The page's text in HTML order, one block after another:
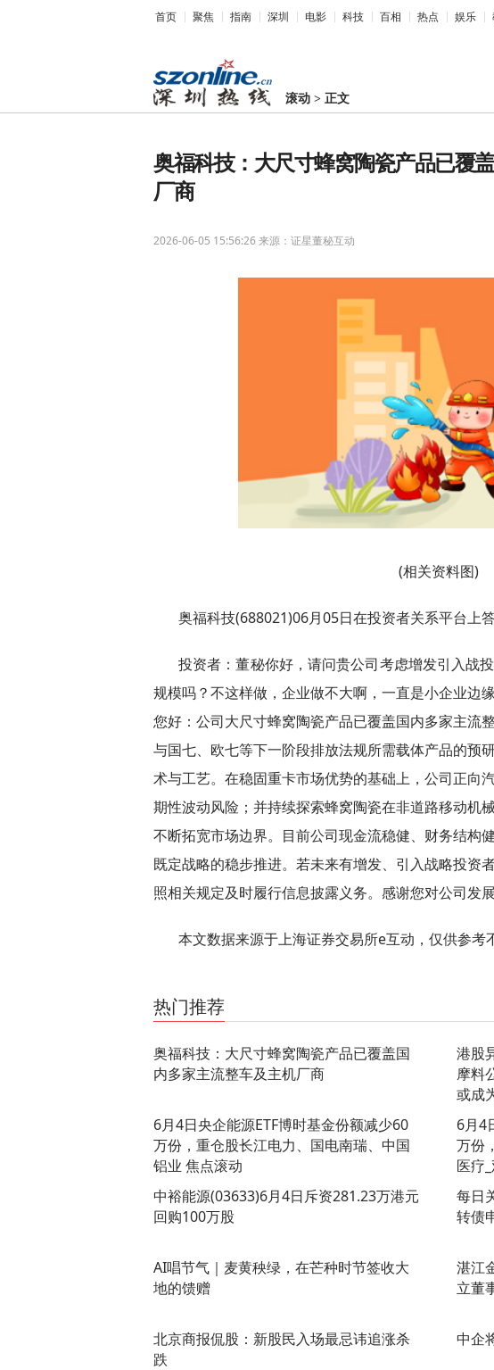
首页 聚焦 指南 深圳 电影 科技 百相 热点 娱乐
滚动 >正文
奥福科技：大尺寸蜂窝陶瓷产品已覆
厂商
2026-06-05 15:56:26来源：证星董秘互动
(相关资料图)
奥福科技(688021)06月05日在投资者关系平台上
投资者：董秘你好，请问贵公司考虑增发引入战
规模吗？不这样做，企业做不大啊，一直是小企业边
您好：公司大尺寸蜂窝陶瓷产品已覆盖国内多家主流
与国七、欧七等下一阶段排放法规所需载体产品的预
术与工艺。在稳固重卡市场优势的基础上，公司正向
期性波动风险；并持续探索蜂窝陶瓷在非道路移动机
不断拓宽市场边界。目前公司现金流稳健、财务结构
既定战略的稳步推进。若未来有增发、引入战略投资
照相关规定及时履行信息披露义务。感谢您对公司发展
本文数据来源于上海证券交易所e互动，仅供参考
热门推荐
奥福科技：大尺寸蜂窝陶瓷产品已覆盖国
内多家主流整车及主机厂商
港股
摩料
或成
6月4日央企能源ETF博时基金份额减少60
万份，重仓股长江电力、国电南瑞、中国
铝业 焦点滚动
6月4
万份
医疗
中裕能源(03633)6月4日斥资281.23万港元
回购100万股
每日
转债
AI唱节气｜麦黄秧绿，在芒种时节签收大
地的馈赠
湛江
立董
北京商报侃股：新股民入场最忌讳追涨杀
跌
中企